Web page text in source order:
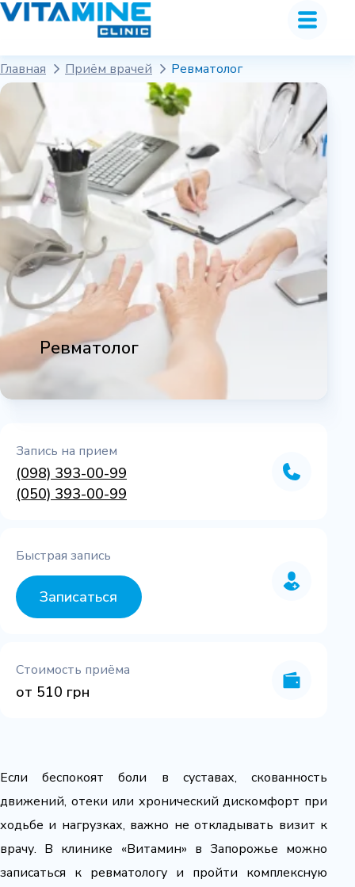
Главная Приём врачей Ревматолог
Ревматолог
Запись на прием
(098) 393-00-99
(050) 393-00-99
Быстрая запись
Записаться
Стоимость приёма
от 510 грн
Если беспокоят боли в суставах, скованность
движений, отеки или хронический дискомфорт при
ходьбе и нагрузках, важно не откладывать визит к
врачу. В клинике «Витамин» в Запорожье можно
записаться к ревматологу и пройти комплексную